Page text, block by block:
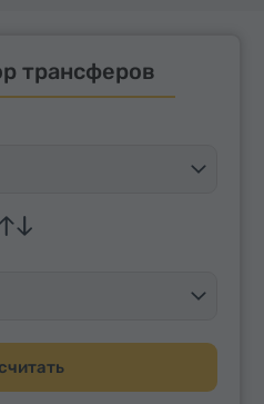
трансферов